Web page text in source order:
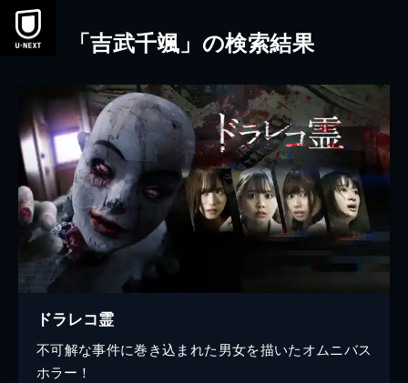
本文へスキップ
「吉武千颯」の検索結果
ドラレコ霊
不可解な事件に巻き込まれた男女を描いたオムニバス
ホラー！